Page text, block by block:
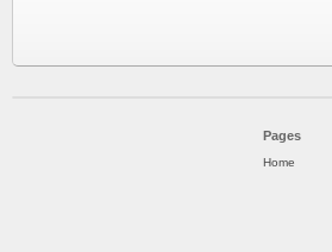
Pages
Home